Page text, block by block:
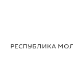
РЕСПУБЛИКА